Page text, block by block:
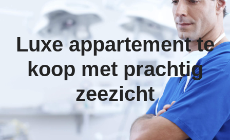
Luxe appartement te
koop met prachtig
zeezicht